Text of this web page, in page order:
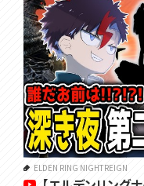
ELDEN RING NIGHTREIGN